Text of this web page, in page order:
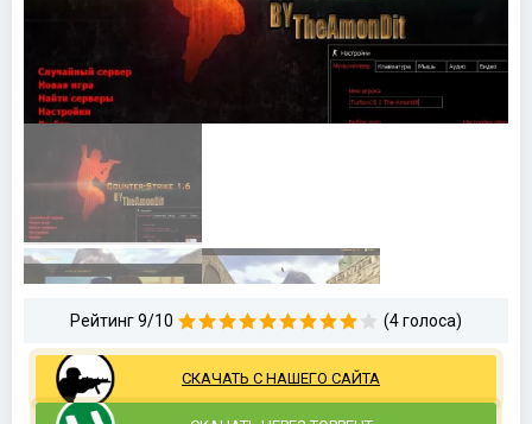
Рейтинг 9/10 (4 голоса)
СКАЧАТЬ С НАШЕГО САЙТА